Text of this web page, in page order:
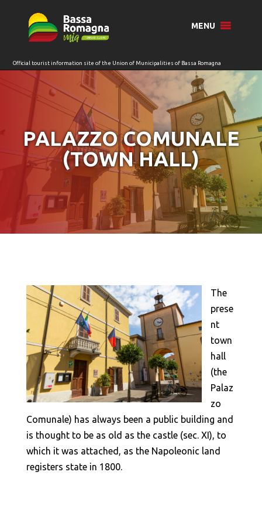
MENU
PALAZZO COMUNALE
(TOWN HALL)
The
prese
nt
town
hall
(the
Palaz
zo
Comunale) has always been a public building and
is thought to be as old as the castle (sec. XI), to
which it was attached, as the Napoleonic land
registers state in 1800.